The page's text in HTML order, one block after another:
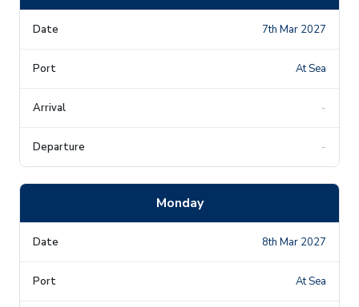
7th Mar 2027
At Sea
-
-
Monday
8th Mar 2027
At Sea